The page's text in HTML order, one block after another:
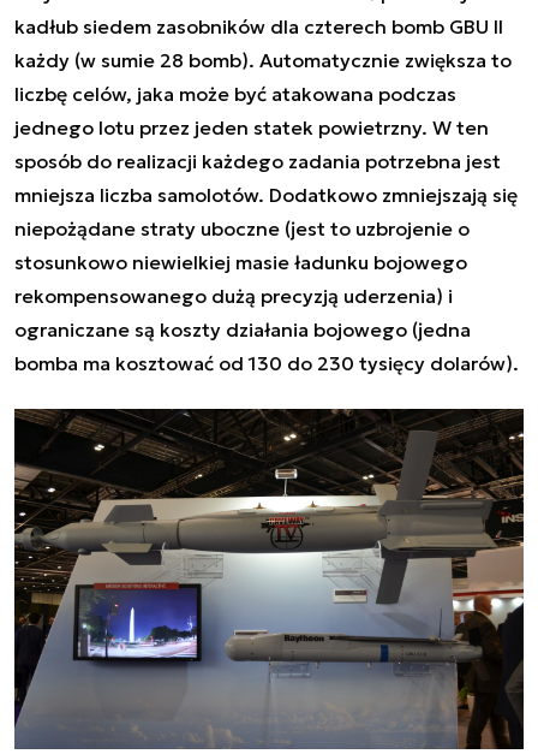
kadłub siedem zasobników dla czterech bomb GBU II
każdy (w sumie 28 bomb). Automatycznie zwiększa to
liczbę celów, jaka może być atakowana podczas
jednego lotu przez jeden statek powietrzny. W ten
sposób do realizacji każdego zadania potrzebna jest
mniejsza liczba samolotów. Dodatkowo zmniejszają się
niepożądane straty uboczne (jest to uzbrojenie o
stosunkowo niewielkiej masie ładunku bojowego
rekompensowanego dużą precyzją uderzenia) i
ograniczane są koszty działania bojowego (jedna
bomba ma kosztować od 130 do 230 tysięcy dolarów).